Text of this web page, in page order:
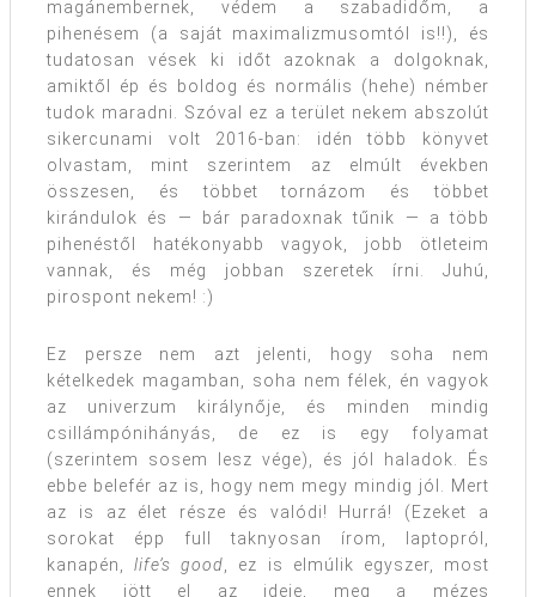
magánembernek, védem a szabadidőm, a
pihenésem (a saját maximalizmusomtól is!!), és
tudatosan vések ki időt azoknak a dolgoknak,
amiktől ép és boldog és normális (hehe) némber
tudok maradni. Szóval ez a terület nekem abszolút
sikercunami volt 2016-ban: idén több könyvet
olvastam, mint szerintem az elmúlt években
összesen, és többet tornázom és többet
kirándulok és — bár paradoxnak tűnik — a több
pihenéstől hatékonyabb vagyok, jobb ötleteim
vannak, és még jobban szeretek írni. Juhú,
pirospont nekem! :)
Ez persze nem azt jelenti, hogy soha nem
kételkedek magamban, soha nem félek, én vagyok
az univerzum királynője, és minden mindig
csillámpónihányás, de ez is egy folyamat
(szerintem sosem lesz vége), és jól haladok. És
ebbe belefér az is, hogy nem megy mindig jól. Mert
az is az élet része és valódi! Hurrá! (Ezeket a
sorokat épp full taknyosan írom, laptopról,
kanapén,life’s good, ez is elmúlik egyszer, most
ennek jött el az ideje, meg a mézes